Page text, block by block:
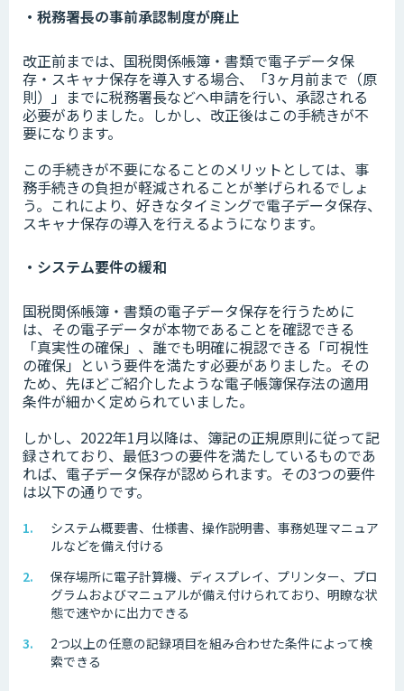
・税務署長の事前承認制度が廃止
改正前までは、国税関係帳簿・書類で電子データ保
存・スキャナ保存を導入する場合、「3ヶ月前まで（原
則）」までに税務署長などへ申請を行い、承認される
必要がありました。しかし、改正後はこの手続きが不
要になります。
この手続きが不要になることのメリットとしては、事
務手続きの負担が軽減されることが挙げられるでしょ
う。これにより、好きなタイミングで電子データ保存、
スキャナ保存の導入を行えるようになります。
・システム要件の緩和
国税関係帳簿・書類の電子データ保存を行うために
は、その電子データが本物であることを確認できる
「真実性の確保」、誰でも明確に視認できる「可視性
の確保」という要件を満たす必要がありました。その
ため、先ほどご紹介したような電子帳簿保存法の適用
条件が細かく定められていました。
しかし、2022年1月以降は、簿記の正規原則に従って記
録されており、最低3つの要件を満たしているものであ
れば、電子データ保存が認められます。その3つの要件
は以下の通りです。
システム概要書、仕様書、操作説明書、事務処理マニュア
ルなどを備え付ける
保存場所に電子計算機、ディスプレイ、プリンター、プロ
グラムおよびマニュアルが備え付けられており、明瞭な状
態で速やかに出力できる
2つ以上の任意の記録項目を組み合わせた条件によって検
索できる